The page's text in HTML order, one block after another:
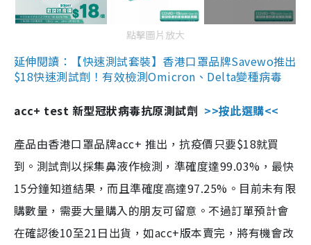
點擊圖片放大
延伸閱讀：【快速測試套裝】香港口罩品牌Savewo推出
$18快速測試劑！有效檢測Omicron、Delta變種病毒
acc+ test 新型冠狀病毒抗原測試劑 >>按此選購<<
產品由香港口罩品牌acc+ 推出，抗疫價只要$18就買
到。測試劑以採集鼻液作檢測，準確度達99.03%，最快
15分鐘知道結果，而且準確度高達97.25%。目前未有限
購數量，需要大量購入的朋友可留意。不過訂單預計會
在確認後10至21日出貨，如acc+版本賣完，將有機會改